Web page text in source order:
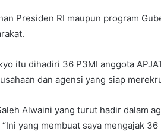
Presiden RI maupun program
itu dihadiri 36 P3MI anggota
dan agensi yang siap
Alwaini yang turut hadir dalam
yang membuat saya mengajak 36